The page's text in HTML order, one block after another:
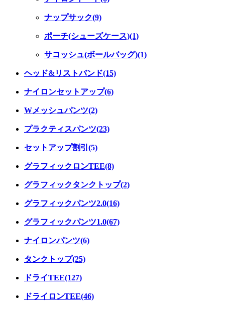
ナップサック(9)
ポーチ(シューズケース)(1)
サコッシュ(ボールバッグ)(1)
ヘッド&リストバンド(15)
ナイロンセットアップ(6)
Wメッシュパンツ(2)
プラクティスパンツ(23)
セットアップ割引(5)
グラフィックロンTEE(8)
グラフィックタンクトップ(2)
グラフィックパンツ2.0(16)
グラフィックパンツ1.0(67)
ナイロンパンツ(6)
タンクトップ(25)
ドライTEE(127)
ドライロンTEE(46)